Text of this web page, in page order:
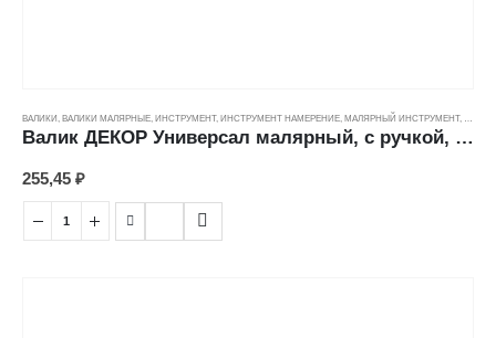
ВАЛИКИ ВАЛИКИ МАЛЯРНЫЕ ИНСТРУМЕНТ, ИНСТРУМЕНТ НАМЕРЕНИЕ МАЛЯРНЫЙ ИНСТРУМЕНТ,
Валик ДЕКОР Универсал малярный, с ручкой, велюр (5/42/6мм) (240мм)
255,45 ₽